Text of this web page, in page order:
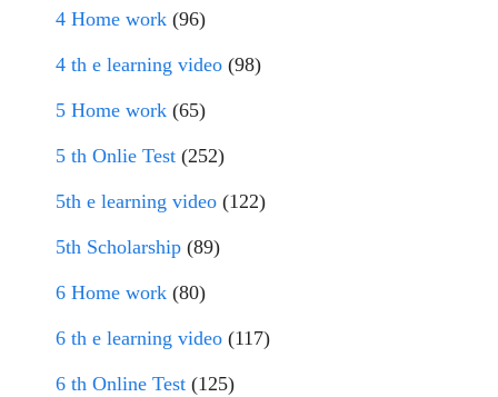
4 Home work (96)
4 th e learning video (98)
5 Home work (65)
5 th Onlie Test (252)
5th e learning video (122)
5th Scholarship (89)
6 Home work (80)
6 th e learning video (117)
6 th Online Test (125)